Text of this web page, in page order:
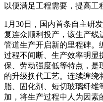
以便满足工程需要，提高工
1月30日，国内首条自主研
复连众顺利投产，该生产线
管道生产开启新的里程碑。
过程不间断、生产效率明显
保、劳动强度低等特点，是
的升级换代工艺。连续缠绕
脂、固化剂、短切玻璃纤
加，将生产过程中人为因素